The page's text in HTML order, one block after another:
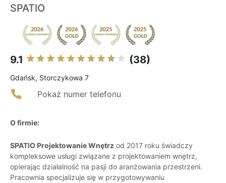
SPATIO
9.1 (38)
Gdańsk, Storczykowa 7
Pokaż numer telefonu
O firmie:
SPATIO Projektowanie Wnętrz od 2017 roku świadczy
kompleksowe usługi związane z projektowaniem wnętrz,
opierając działalność na pasji do aranżowania przestrzeni.
Pracownia specjalizuje się w przygotowywaniu